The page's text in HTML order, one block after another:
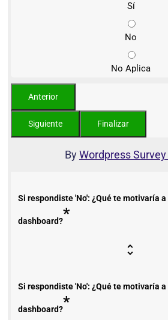
Sí
No
No Aplica
ByWordpress
Si respondiste 'No': ¿Qué te motivaría
dashboard?*
Si respondiste 'No': ¿Qué te motivaría
dashboard?*